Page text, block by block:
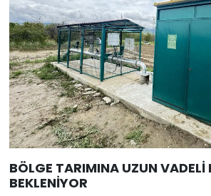
BÖLGE TARIMINA UZUN VADELİ
BEKLENİYOR